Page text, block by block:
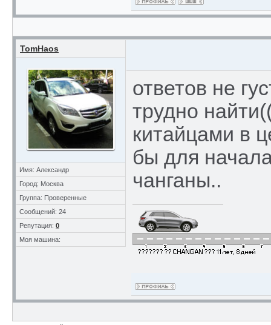
TomHaos
Имя: Александр
Город: Москва
Группа: Проверенные
Сообщений: 24
Репутация: 0
Моя машина:
ответов не
трудно
китайцами в
бы для
чанганы..